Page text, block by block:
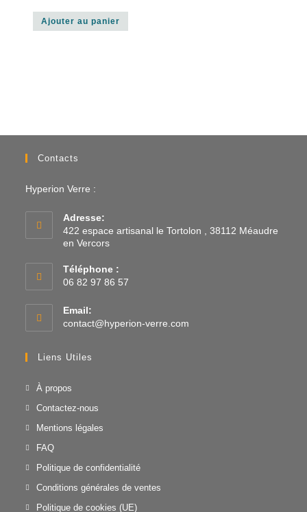
Ajouter au panier
Contacts
Hyperion Verre :
Adresse:
422 espace artisanal le Tortolon , 38112 Méaudre
en Vercors
Téléphone :
06 82 97 86 57
Email:
contact@hyperion-verre.com
Liens Utiles
À propos
Contactez-nous
Mentions légales
FAQ
Politique de confidentialité
Conditions générales de ventes
Politique de cookies (UE)